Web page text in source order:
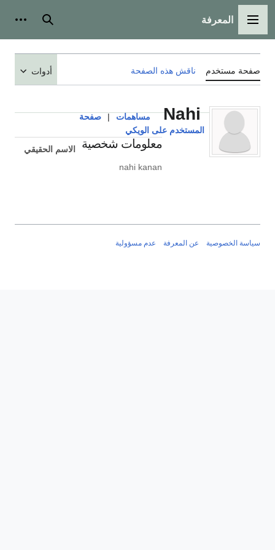
القائمة الرئيسية
المعرفة بحث
صفحة مستخدم ناقش هذه الصفحة أدوات
Nahi مساهمات |
صفحة
المستخدم على الويكي
معلومات شخصية
الاسم الحقيقي
nahi kanan
سياسة الخصوصية عن المعرفة عدم مسؤولية